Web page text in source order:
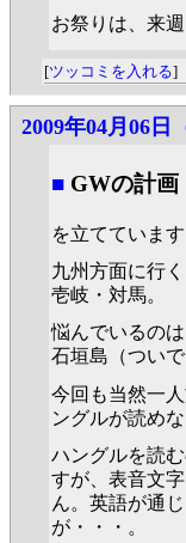
お祭りは、来
[ツッコミを入れる]
2009年04月06日
■ GWの計画
を立てています
九州方面に行
壱岐・対馬。
悩んでいるの
石垣島（つい
今回も当然一
ングルが読めな
ハングルを読
すが、表音文
ん。英語が通
が・・・。